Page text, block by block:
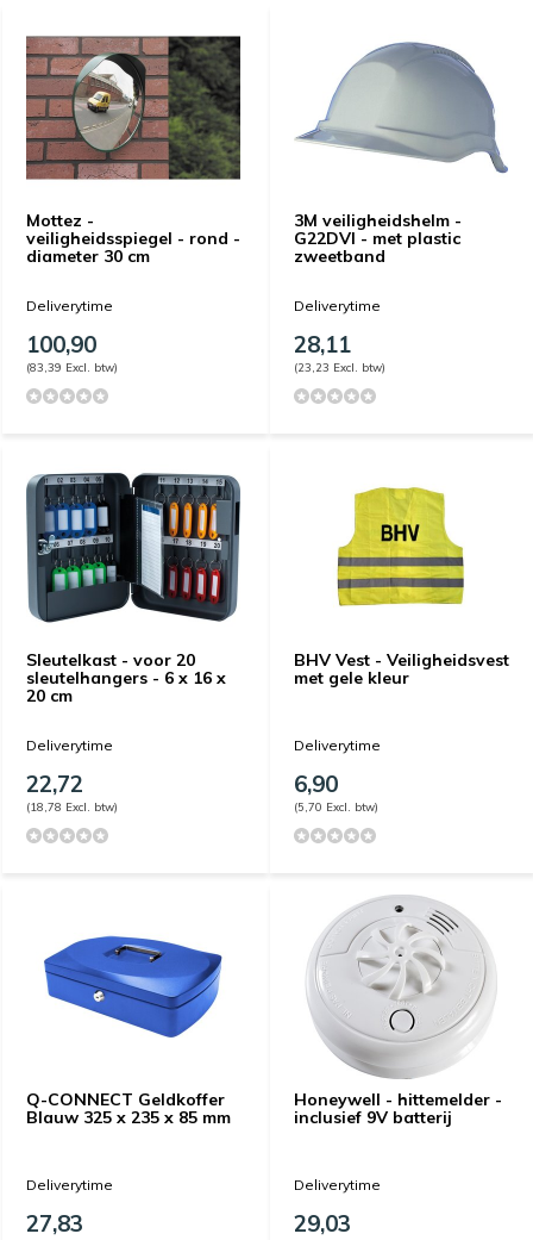
Mottez -
veiligheidsspiegel - rond -
diameter 30 cm
Deliverytime
100,90
(83,39 Excl. btw)
3M veiligheidshelm -
G22DVI - met plastic
zweetband
Deliverytime
28,11
(23,23 Excl. btw)
Sleutelkast - voor 20
sleutelhangers - 6 x 16 x
20 cm
Deliverytime
22,72
(18,78 Excl. btw)
BHV Vest - Veiligheidsvest
met gele kleur
Deliverytime
6,90
(5,70 Excl. btw)
Q-CONNECT Geldkoffer
Blauw 325 x 235 x 85 mm
Deliverytime
27,83
Honeywell - hittemelder -
inclusief 9V batterij
Deliverytime
29,03